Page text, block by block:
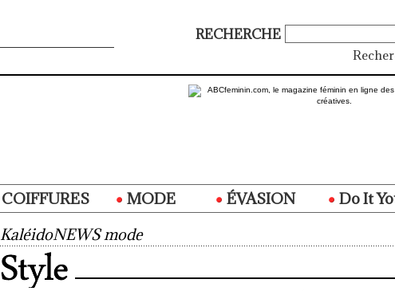
RECHERCHE
COIFFURES MODE ÉVASION Do It
KaléidoNEWS mode